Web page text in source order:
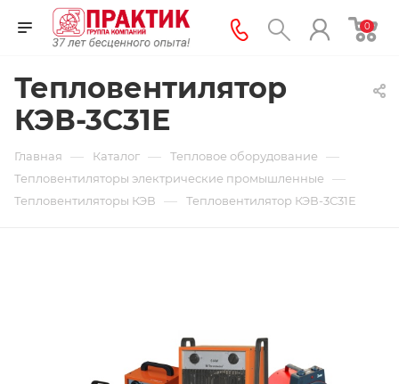
0
Тепловентилятор
КЭВ-3С31Е
Главная — Каталог — Тепловое оборудование —
Тепловентиляторы электрические промышленные —
Тепловентиляторы КЭВ — Тепловентилятор КЭВ-3С31Е